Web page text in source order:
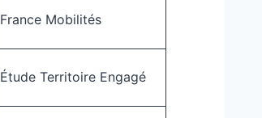
France Mobilités
Étude Territoire Engagé